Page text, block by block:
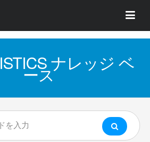
ナレッジ ベ
ース